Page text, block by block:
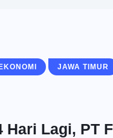
JAWA TIMUR
Hari Lagi, PT